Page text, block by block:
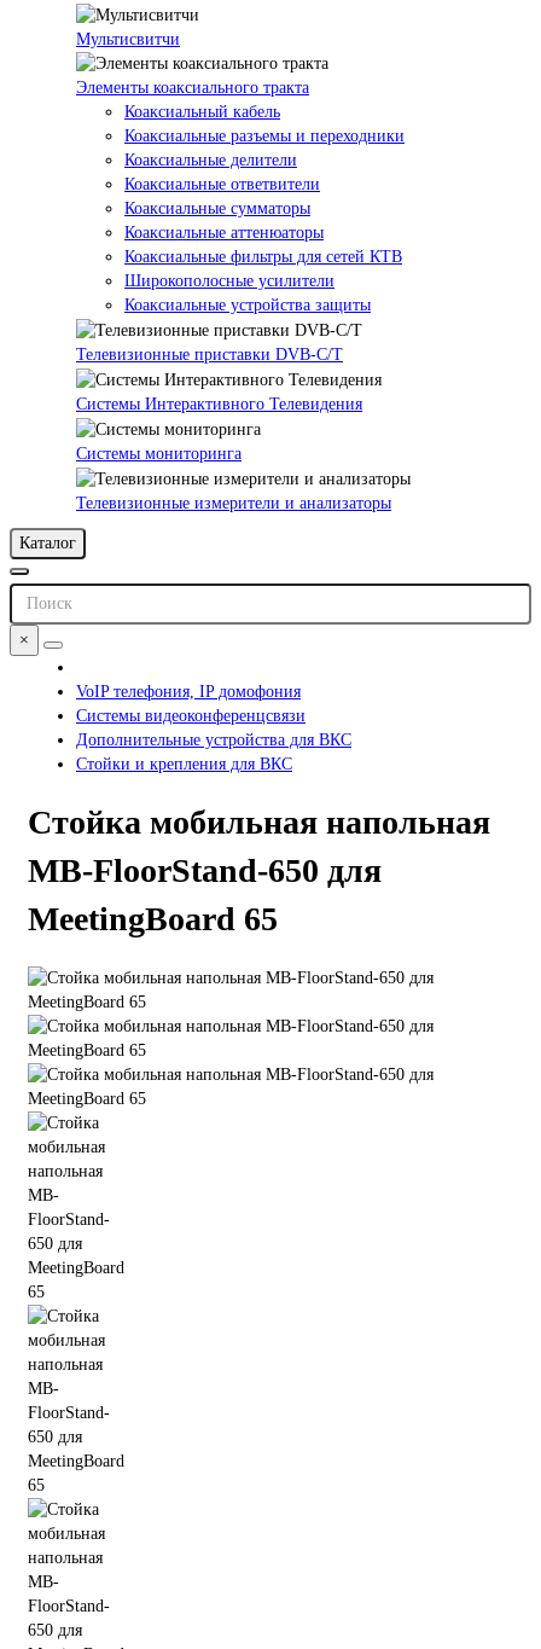
Мультисвитчи
Элементы коаксиального тракта
Коаксиальный кабель
Коаксиальные разъемы и переходники
Коаксиальные делители
Коаксиальные ответвители
Коаксиальные сумматоры
Коаксиальные аттенюаторы
Коаксиальные фильтры для сетей КТВ
Широкополосные усилители
Коаксиальные устройства защиты
Телевизионные приставки DVB-C/T
Системы Интерактивного Телевидения
Системы мониторинга
Телевизионные измерители и анализаторы
Каталог
×
VoIP телефония, IP домофония
Системы видеоконференцсвязи
Дополнительные устройства для ВКС
Стойки и крепления для ВКС
Стойка мобильная напольная
MB-FloorStand-650 для
MeetingBoard 65